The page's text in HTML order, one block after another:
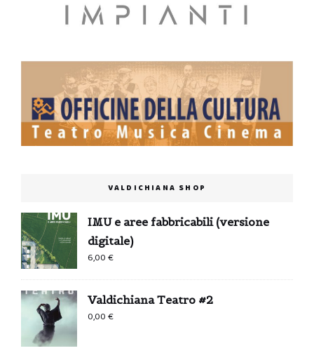
VALDICHIANA SHOP
IMU e aree fabbricabili (versione
digitale)
6,00€
Valdichiana Teatro #2
0,00€